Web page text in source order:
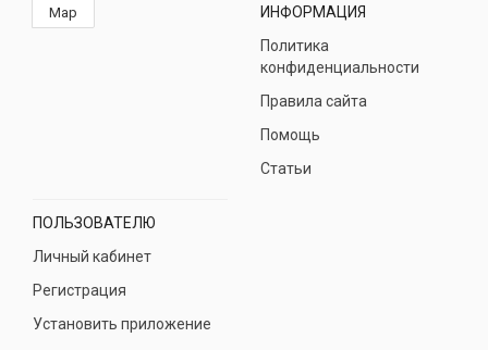
Map
ИНФОРМАЦИЯ
Политика
конфиденциальности
Правила сайта
Помощь
Статьи
ПОЛЬЗОВАТЕЛЮ
Личный кабинет
Регистрация
Установить приложение